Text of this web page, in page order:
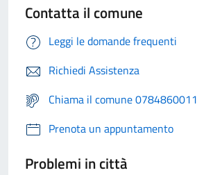
Contatta il comune
Leggi le domande frequenti
Richiedi Assistenza
Chiama il comune 0784860011
Prenota un appuntamento
Problemi in città